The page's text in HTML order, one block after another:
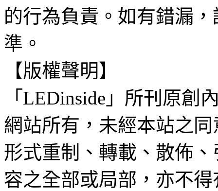
的行為負責。如有錯漏
準。
【版權聲明】
「LEDinside」所刊原創
網站所有，未經本站之
形式重制、轉載、散佈
容之全部或局部，亦不